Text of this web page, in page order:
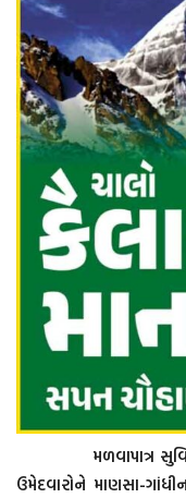
મળવાપાત્ર સુવિધાઓ
ઉમેદવારોને માણસા-